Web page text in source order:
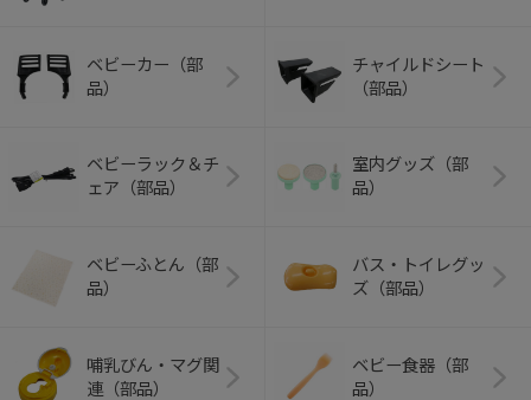
ベビーカー（部
品）
チャイルドシート
（部品）
ベビーラック＆チ
ェア（部品）
室内グッズ（部
品）
ベビーふとん（部
品）
バス・トイレグッ
ズ（部品）
哺乳びん・マグ関
連（部品）
ベビー食器（部
品）